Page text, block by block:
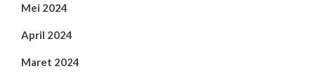
Mei 2024
April 2024
Maret 2024